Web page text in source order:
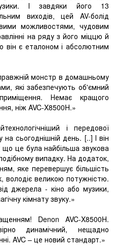
І завдяки його 13
виходів, цей AV-болід
можливостями, чудовим
на ряду з його міццю й
він є еталоном і абсолютним
монстр в домашньому
які забезпечують об'ємний
Немає кращого
ніж AVC-X8500H.»
і передової
сьогоднішній день. [..] І він
це була найбільша звукова
випадку. На додаток,
яке перевершує більшість
володіє великою потужністю.
джерела - кіно або музики,
кімнату звуку.»
Denon AVC-X8500H.
динамічний, нещадно
AVC – це новий стандарт.»